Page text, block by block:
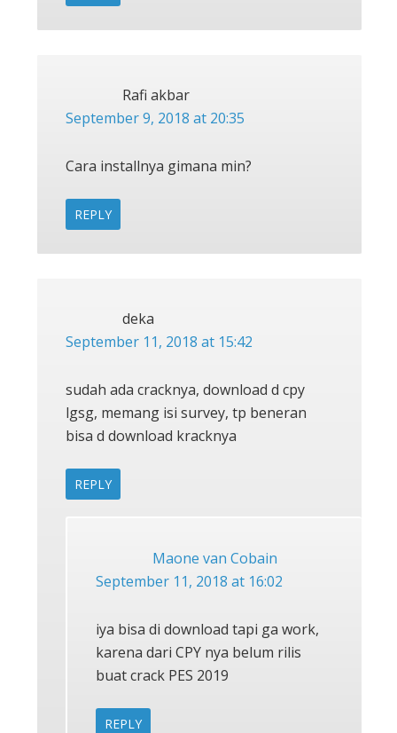
Rafi akbar
September 9, 2018 at 20:35
Cara installnya gimana min?
REPLY
deka
September 11, 2018 at 15:42
sudah ada cracknya, download d cpy
lgsg, memang isi survey, tp beneran
bisa d download kracknya
REPLY
Maone van Cobain
September 11, 2018 at 16:02
iya bisa di download tapi ga work,
karena dari CPY nya belum rilis
buat crack PES 2019
REPLY